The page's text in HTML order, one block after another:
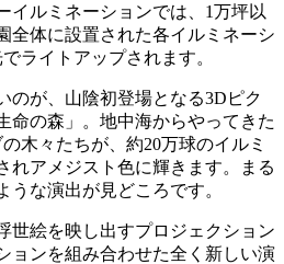
イルミネーションでは、1万坪以
全体に設置された各イルミネーシ
ライトアップされます。
のが、山陰初登場となる3Dピク
命の森」。地中海からやってきた
木々たちが、約20万球のイルミ
れアメジスト色に輝きます。まる
うな演出が見どころです。
世絵を映し出すプロジェクション
ョンを組み合わせた全く新しい演